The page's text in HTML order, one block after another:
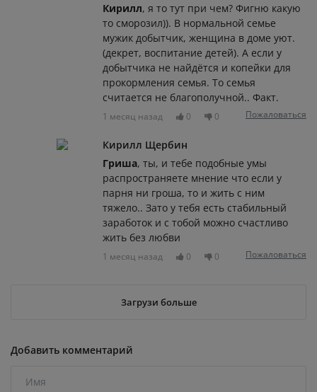
Кирилл, я то тут при чем? Фигню какую
то сморозил)). В нормальной семье
мужик добытчик, женщина в доме уют.
(декрет, воспитание детей). А если у
добытчика не найдётся и копейки для
прокормления семья. То семья
считается не благополучной.. Факт.
1 месяц назад 0 0 Пожаловаться
Кирилл Щербин
Гриша, ты, и тебе подобные умы
распространяете мнение что если у
парня ни гроша, то и жить с ним
тяжело.. Зато у тебя есть стабильный
заработок и с тобой можно счастливо
жить без любви
1 месяц назад 0 0 Пожаловаться
Загрузи больше
Добавить комментарий